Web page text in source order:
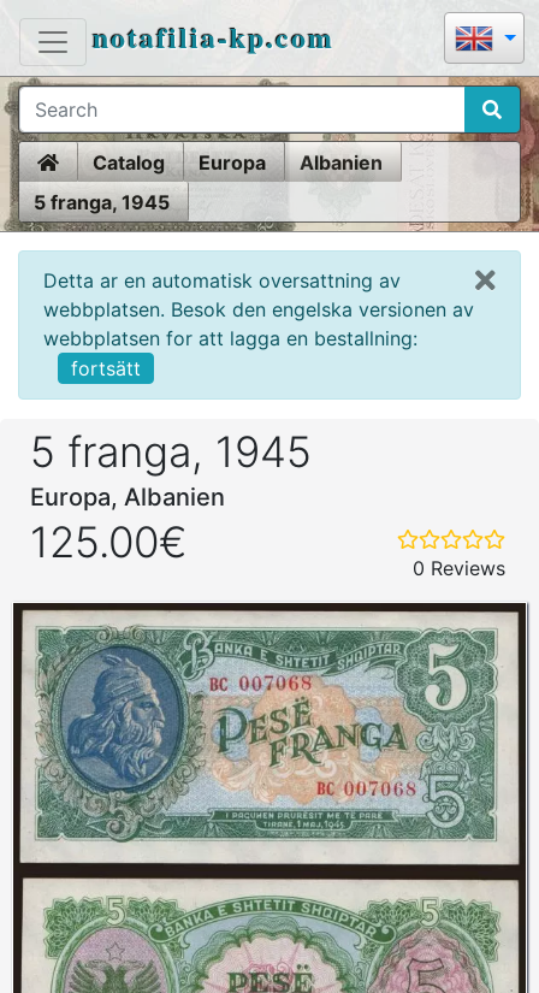
notafilia-kp.com
HomeCatalog Europa
Albanien
5 franga, 1945
Detta ar en automatisk oversattning av
webbplatsen. Besok den engelska versionen av
webbplatsen for att lagga en bestallning:
fortsätt
5 franga, 1945
Europa, Albanien
125.00€
0 Reviews